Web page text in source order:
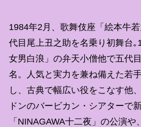
1984年2月、歌舞伎座「絵本牛
代目尾上丑之助を名乗り初舞台｡
女男白浪」の弁天小僧他で五代
名。人気と実力を兼ね備えた若
し、古典で幅広い役をこなす他
ドンのバービカン・シアターで
「NINAGAWA十二夜」の公演